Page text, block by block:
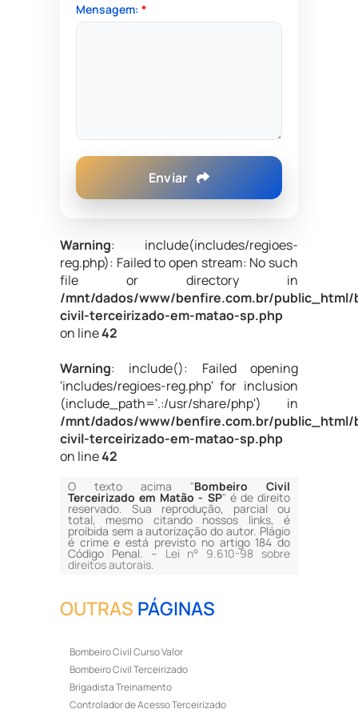
Mensagem: *
Enviar
Warning: include(includes/regioes-
reg.php): Failed to open stream: No such
file or directory in
/mnt/dados/www/benfire.com.br/public_html/
civil-terceirizado-em-matao-sp.php
on line42
Warning: include(): Failed opening
'includes/regioes-reg.php' for inclusion
(include_path='.:/usr/share/php') in
/mnt/dados/www/benfire.com.br/public_html/
civil-terceirizado-em-matao-sp.php
on line42
O texto acima "Bombeiro Civil
Terceirizado em Matão - SP" é de direito
reservado. Sua reprodução, parcial ou
total, mesmo citando nossos links, é
proibida sem a autorização do autor. Plágio
é crime e está previsto no artigo 184 do
Código Penal. – Lei n° 9.610-98 sobre
direitos autorais.
OUTRAS PÁGINAS
Bombeiro Civil Curso Valor
Bombeiro Civil Terceirizado
Brigadista Treinamento
Controlador de Acesso Terceirizado